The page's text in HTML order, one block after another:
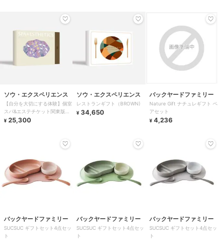
ソウ・エクスペリエンス
【自分を大切にする体験】個室
スパ&エステチケット関東版
PLUS/プレゼント/誕生日/景品/
¥ 25,300
ソウ・エクスペリエンス
レストランギフト（BROWN)
¥ 34,650
バックヤードファミリー
Nature Gift ナチュレギフト ペ
アセット
¥ 4,236
バックヤードファミリー
SUCSUC ギフトセット4点セッ
ト
バックヤードファミリー
SUCSUC ギフトセット4点セッ
ト
バックヤードファミリー
SUCSUC ギフトセット4点セッ
ト